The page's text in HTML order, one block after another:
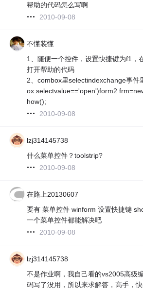
帮助的代码怎么写啊
2010-09-08
不懂装懂
1、随便一个控件，设置快捷键为f1，
打开帮助的代码
2、combox里selectindexchange事件
ox.selectvalue=='open')form2
how();
2010-09-08
lzj314145738
什么菜单控件？toolstrip?
2010-09-08
在路上20130607
要有 菜单控件 winform 设置快捷键
一个菜单控件都能解决吧
2010-09-08
lzj314145738
不是作业啊，我自己看的vs2005高级
码写了没用，所以来求解答，高手，